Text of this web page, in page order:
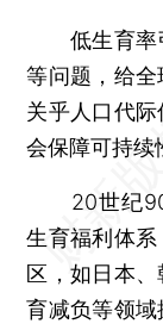
低生育率引
等问题，给
关乎人口代
会保障可持续
20世纪90
生育福利体
区，如日本
育减负等领